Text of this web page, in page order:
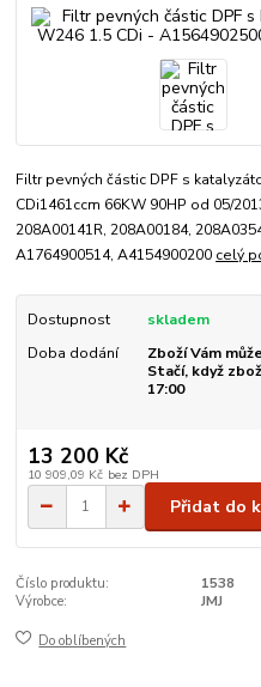
Filtr pevných částic DPF s
CDi1461ccm 66KW 90HP od 05/
208A00141R, 208A00184,
A1764900514, A4154900200 celý
Dostupnost
skladem
Doba dodání
Zboží Vám
Stačí, když
17:00
13 200 Kč
10 909,09 Kč bez DPH
Přidat do
Číslo produktu:
1538
Výrobce:
JMJ
Do oblíbených